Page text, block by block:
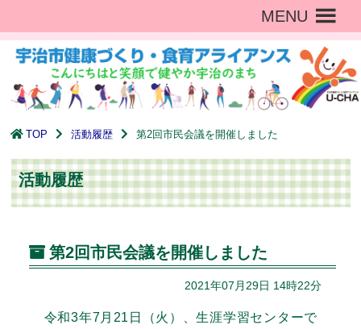
MENU
TOP 活動履歴 第2回市民会議を開催しました
活動履歴
第2回市民会議を開催しました
2021年07月29日 14時22分
令和3年7月21日（火）、生涯学習センターで